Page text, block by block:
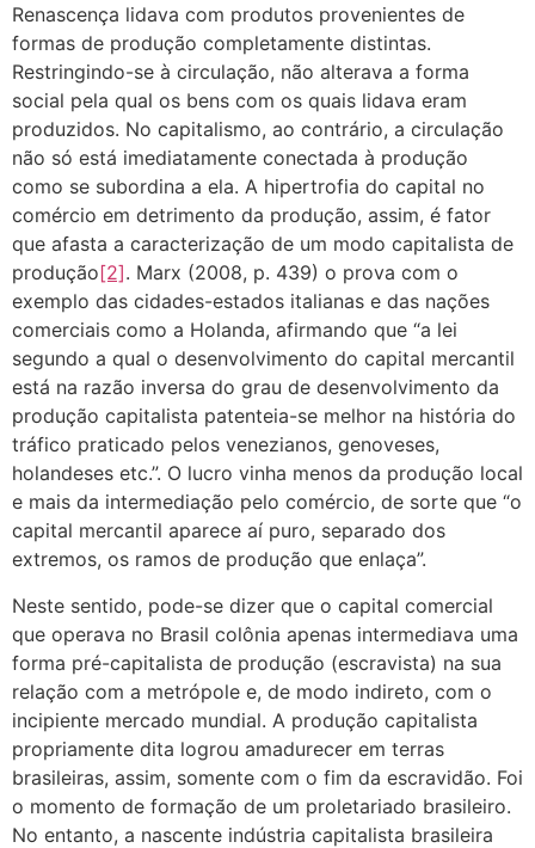
Renascença lidava com produtos provenientes de
formas de produção completamente distintas.
Restringindo-se à circulação, não alterava a forma
social pela qual os bens com os quais lidava eram
produzidos. No capitalismo, ao contrário, a circulação
não só está imediatamente conectada à produção
como se subordina a ela. A hipertrofia do capital no
comércio em detrimento da produção, assim, é fator
que afasta a caracterização de um modo capitalista de
produção[2]. Marx (2008, p. 439) o prova com o
exemplo das cidades-estados italianas e das nações
comerciais como a Holanda, afirmando que “a lei
segundo a qual o desenvolvimento do capital mercantil
está na razão inversa do grau de desenvolvimento da
produção capitalista patenteia-se melhor na história do
tráfico praticado pelos venezianos, genoveses,
holandeses etc.”. O lucro vinha menos da produção local
e mais da intermediação pelo comércio, de sorte que “o
capital mercantil aparece aí puro, separado dos
extremos, os ramos de produção que enlaça”.
Neste sentido, pode-se dizer que o capital comercial
que operava no Brasil colônia apenas intermediava uma
forma pré-capitalista de produção (escravista) na sua
relação com a metrópole e, de modo indireto, com o
incipiente mercado mundial. A produção capitalista
propriamente dita logrou amadurecer em terras
brasileiras, assim, somente com o fim da escravidão. Foi
o momento de formação de um proletariado brasileiro.
No entanto, a nascente indústria capitalista brasileira